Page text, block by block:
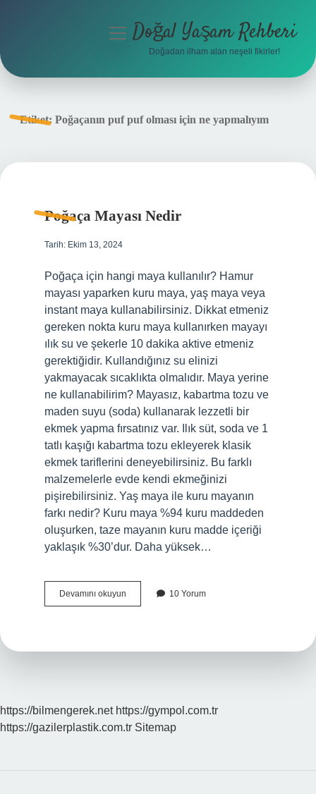
menüyüDoğal Yaşam Rehberi
Doğadan ilham alan neşeli fikirler!
Etiket: Poğaçanın puf puf olması için ne yapmalıyım
Poğaça Mayası Nedir
Tarih: Ekim 13, 2024
Poğaça için hangi maya kullanılır? Hamur
mayası yaparken kuru maya, yaş maya veya
instant maya kullanabilirsiniz. Dikkat etmeniz
gereken nokta kuru maya kullanırken mayayı
ılık su ve şekerle 10 dakika aktive etmeniz
gerektiğidir. Kullandığınız su elinizi
yakmayacak sıcaklıkta olmalıdır. Maya yerine
ne kullanabilirim? Mayasız, kabartma tozu ve
maden suyu (soda) kullanarak lezzetli bir
ekmek yapma fırsatınız var. Ilık süt, soda ve 1
tatlı kaşığı kabartma tozu ekleyerek klasik
ekmek tariflerini deneyebilirsiniz. Bu farklı
malzemelerle evde kendi ekmeğinizi
pişirebilirsiniz. Yaş maya ile kuru mayanın
farkı nedir? Kuru maya %94 kuru maddeden
oluşurken, taze mayanın kuru madde içeriği
yaklaşık %30’dur. Daha yüksek…
Devamını okuyun
Mayası
10 Yorum
https://bilmengerek.net https://gympol.com.tr
https://gazilerplastik.com.tr Sitemap